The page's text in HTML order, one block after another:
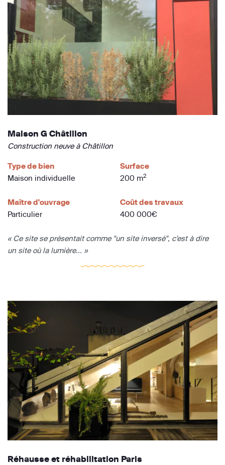
Maison G Châtillon
Construction neuve à Châtillon
Type de bien
Maison individuelle
Surface
200 m2
Maître d'ouvrage
Particulier
Coût des travaux
400 000€
« Ce site se présentait comme "un site inversé", c'est à dire
un site où la lumière... »
Réhausse et réhabilitation Paris